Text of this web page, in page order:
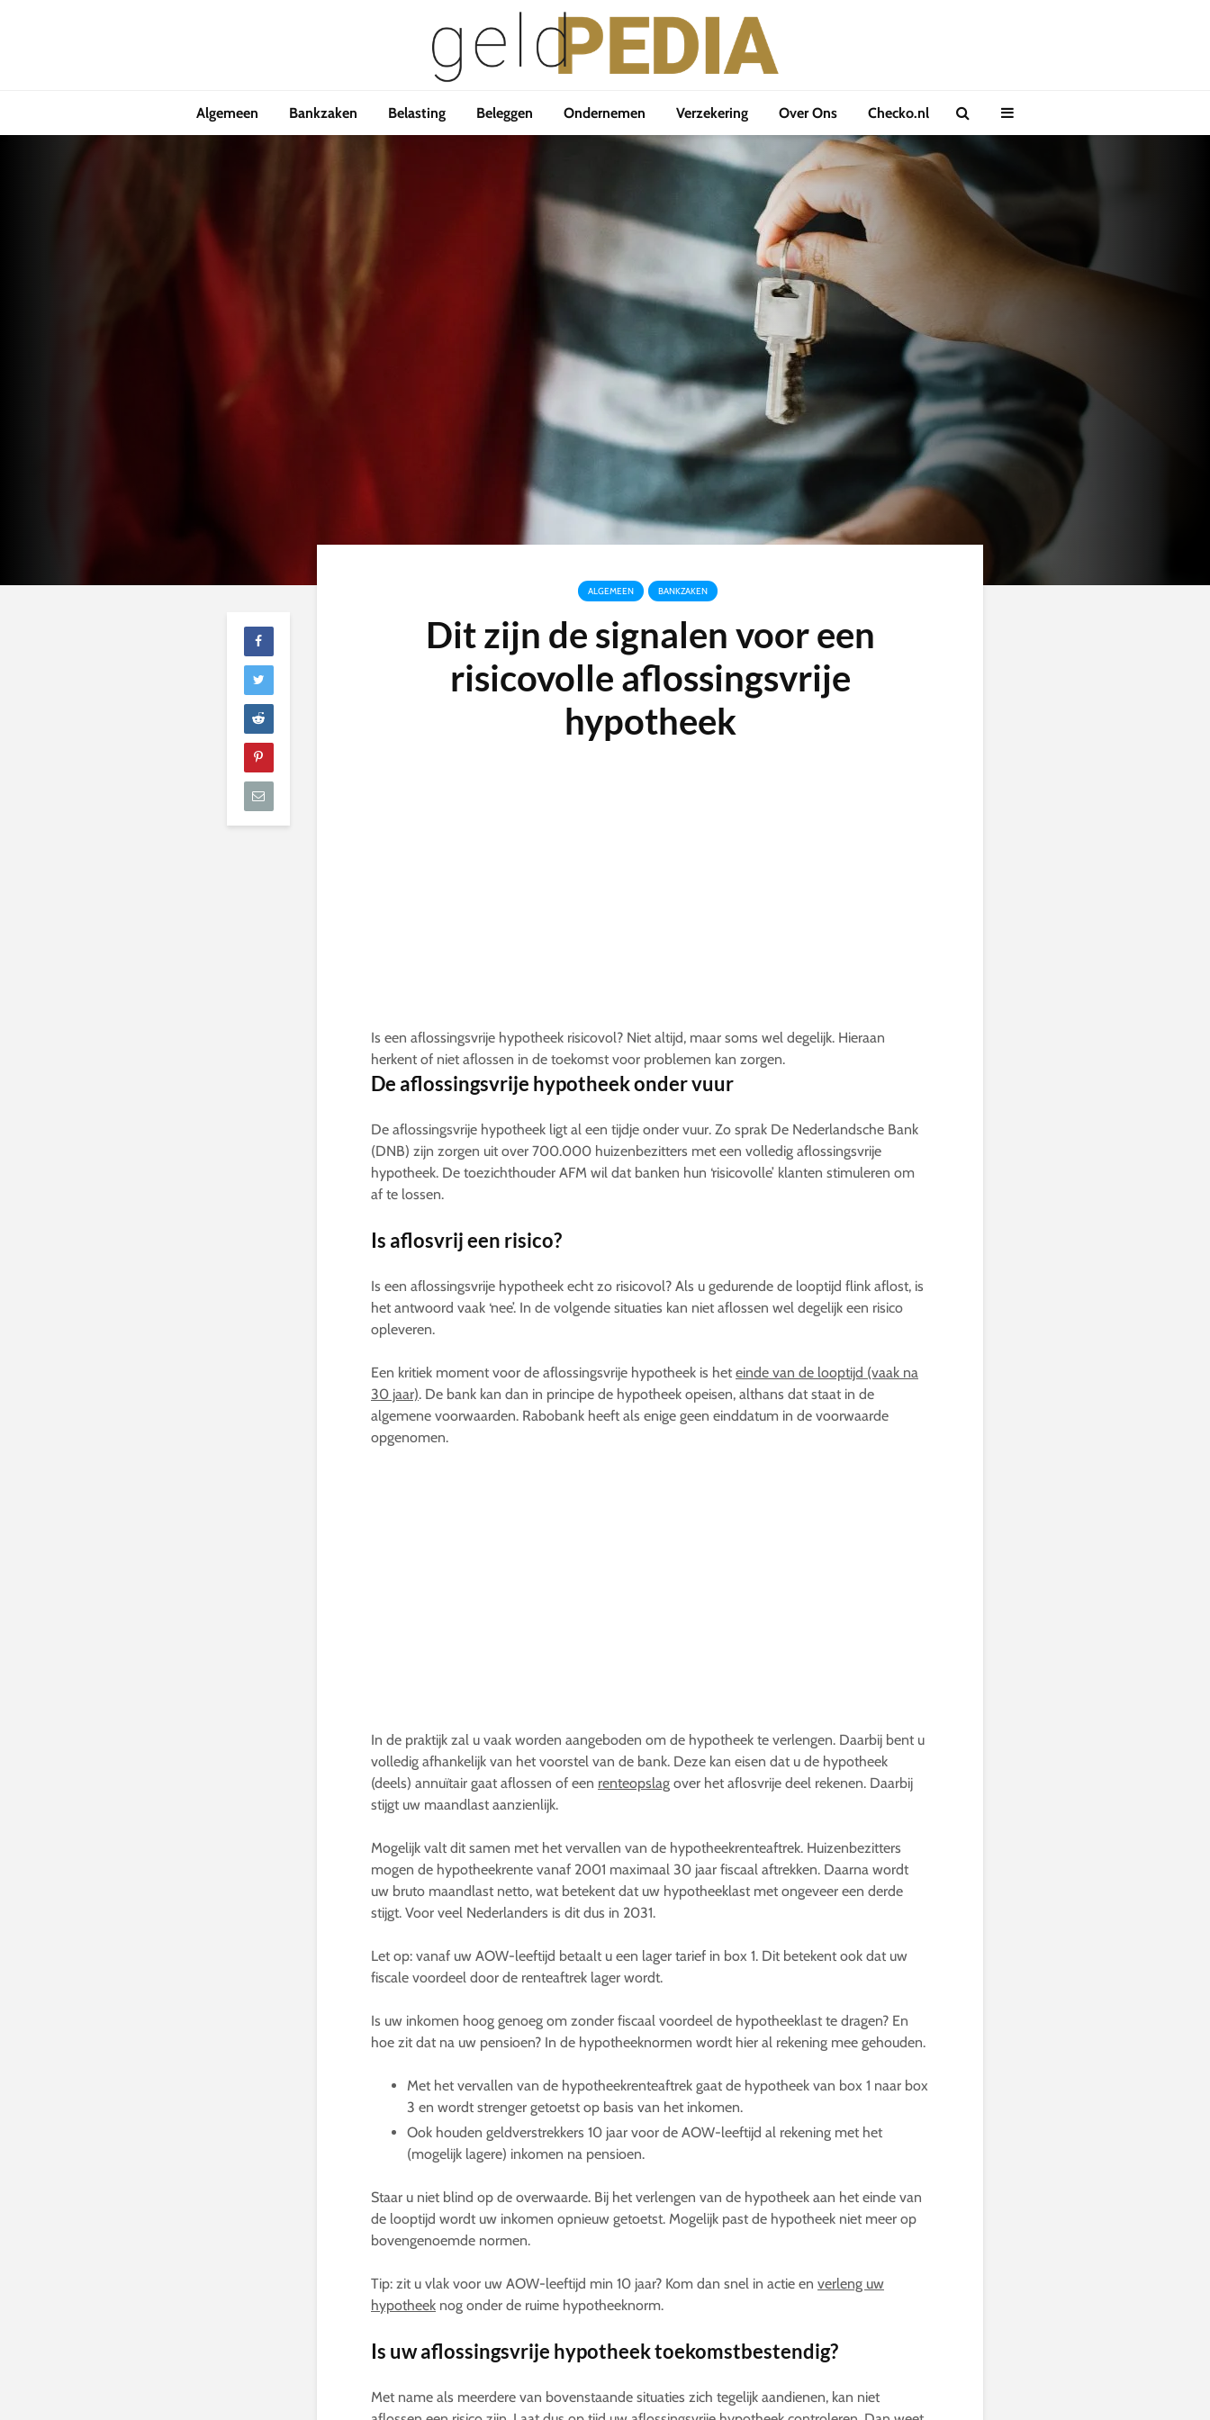
Algemeen Bankzaken Belasting Beleggen Ondernemen Verzekering Over Ons Checko.nl
ALGEMEEN BANKZAKEN
Dit zijn de signalen voor een
risicovolle aflossingsvrije
hypotheek
Is een aflossingsvrije hypotheek risicovol? Niet altijd, maar soms wel degelijk. Hieraan
herkent of niet aflossen in de toekomst voor problemen kan zorgen.
De aflossingsvrije hypotheek onder vuur
De aflossingsvrije hypotheek ligt al een tijdje onder vuur. Zo sprak De Nederlandsche Bank
(DNB) zijn zorgen uit over 700.000 huizenbezitters met een volledig aflossingsvrije
hypotheek. De toezichthouder AFM wil dat banken hun ‘risicovolle’ klanten stimuleren om
af te lossen.
Is aflosvrij een risico?
Is een aflossingsvrije hypotheek echt zo risicovol? Als u gedurende de looptijd flink aflost, is
het antwoord vaak ‘nee’. In de volgende situaties kan niet aflossen wel degelijk een risico
opleveren.
Een kritiek moment voor de aflossingsvrije hypotheek is het einde van de looptijd (vaak na
30 jaar). De bank kan dan in principe de hypotheek opeisen, althans dat staat in de
algemene voorwaarden. Rabobank heeft als enige geen einddatum in de voorwaarde
opgenomen.
In de praktijk zal u vaak worden aangeboden om de hypotheek te verlengen. Daarbij bent u
volledig afhankelijk van het voorstel van de bank. Deze kan eisen dat u de hypotheek
(deels) annuïtair gaat aflossen of een renteopslag over het aflosvrije deel rekenen. Daarbij
stijgt uw maandlast aanzienlijk.
Mogelijk valt dit samen met het vervallen van de hypotheekrenteaftrek. Huizenbezitters
mogen de hypotheekrente vanaf 2001 maximaal 30 jaar fiscaal aftrekken. Daarna wordt
uw bruto maandlast netto, wat betekent dat uw hypotheeklast met ongeveer een derde
stijgt. Voor veel Nederlanders is dit dus in 2031.
Let op: vanaf uw AOW-leeftijd betaalt u een lager tarief in box 1. Dit betekent ook dat uw
fiscale voordeel door de renteaftrek lager wordt.
Is uw inkomen hoog genoeg om zonder fiscaal voordeel de hypotheeklast te dragen? En
hoe zit dat na uw pensioen? In de hypotheeknormen wordt hier al rekening mee gehouden.
Met het vervallen van de hypotheekrenteaftrek gaat de hypotheek van box 1 naar box
3 en wordt strenger getoetst op basis van het inkomen.
Ook houden geldverstrekkers 10 jaar voor de AOW-leeftijd al rekening met het
(mogelijk lagere) inkomen na pensioen.
Staar u niet blind op de overwaarde. Bij het verlengen van de hypotheek aan het einde van
de looptijd wordt uw inkomen opnieuw getoetst. Mogelijk past de hypotheek niet meer op
bovengenoemde normen.
Tip: zit u vlak voor uw AOW-leeftijd min 10 jaar? Kom dan snel in actie en verleng uw
hypotheek nog onder de ruime hypotheeknorm.
Is uw aflossingsvrije hypotheek toekomstbestendig?
Met name als meerdere van bovenstaande situaties zich tegelijk aandienen, kan niet